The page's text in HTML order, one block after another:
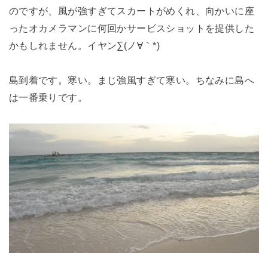
のですが、風が強すぎてスカートがめくれ、向かいに座
ったオカメラマンに何回かサービスショットを提供した
かもしれません。イヤン∑(ノ∀｀*)
島到着です。寒い。まじ強風すぎて寒い。ちなみに島へ
は一番乗りです。